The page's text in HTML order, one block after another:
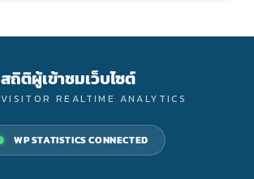
สถิติผู้เข้าชมเว็บไซต์
VISITOR REALTIME ANALYTICS
WP STATISTICS CONNECTED